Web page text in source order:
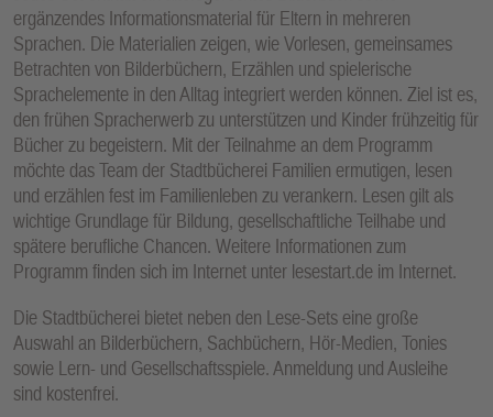
ergänzendes Informationsmaterial für Eltern in mehreren
Sprachen. Die Materialien zeigen, wie Vorlesen, gemeinsames
Betrachten von Bilderbüchern, Erzählen und spielerische
Sprachelemente in den Alltag integriert werden können. Ziel ist es,
den frühen Spracherwerb zu unterstützen und Kinder frühzeitig für
Bücher zu begeistern. Mit der Teilnahme an dem Programm
möchte das Team der Stadtbücherei Familien ermutigen, lesen
und erzählen fest im Familienleben zu verankern. Lesen gilt als
wichtige Grundlage für Bildung, gesellschaftliche Teilhabe und
spätere berufliche Chancen. Weitere Informationen zum
Programm finden sich im Internet unter lesestart.de im Internet.
Die Stadtbücherei bietet neben den Lese-Sets eine große
Auswahl an Bilderbüchern, Sachbüchern, Hör-Medien, Tonies
sowie Lern- und Gesellschaftsspiele. Anmeldung und Ausleihe
sind kostenfrei.
N
E
N